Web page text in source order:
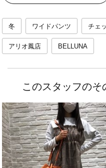
冬 ワイドパンツ チェ
アリオ鳳店 BELLUNA
このスタッフのそ